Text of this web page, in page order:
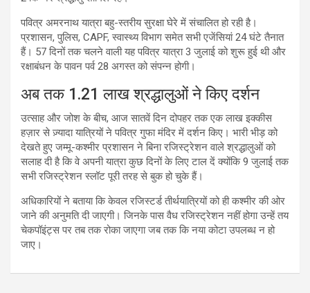
पवित्र अमरनाथ यात्रा बहु-स्तरीय सुरक्षा घेरे में संचालित हो रही है।
प्रशासन, पुलिस, CAPF, स्वास्थ्य विभाग समेत सभी एजेंसियां 24 घंटे तैनात
हैं। 57 दिनों तक चलने वाली यह पवित्र यात्रा 3 जुलाई को शुरू हुई थी और
रक्षाबंधन के पावन पर्व 28 अगस्त को संपन्न होगी।
अब तक 1.21 लाख श्रद्धालुओं ने किए दर्शन
उत्साह और जोश के बीच, आज सातवें दिन दोपहर तक एक लाख इक्कीस
हज़ार से ज़्यादा यात्रियों ने पवित्र गुफा मंदिर में दर्शन किए। भारी भीड़ को
देखते हुए जम्मू-कश्मीर प्रशासन ने बिना रजिस्ट्रेशन वाले श्रद्धालुओं को
सलाह दी है कि वे अपनी यात्रा कुछ दिनों के लिए टाल दें क्योंकि 9 जुलाई तक
सभी रजिस्ट्रेशन स्लॉट पूरी तरह से बुक हो चुके हैं।
अधिकारियों ने बताया कि केवल रजिस्टर्ड तीर्थयात्रियों को ही कश्मीर की ओर
जाने की अनुमति दी जाएगी। जिनके पास वैध रजिस्ट्रेशन नहीं होगा उन्हें तय
चेकपॉइंट्स पर तब तक रोका जाएगा जब तक कि नया कोटा उपलब्ध न हो
जाए।